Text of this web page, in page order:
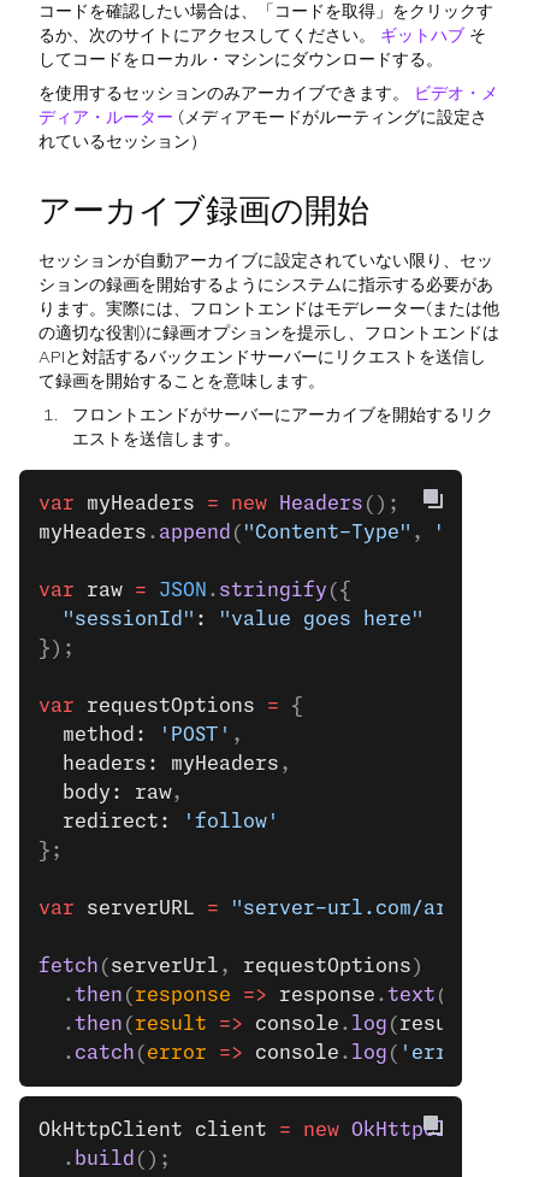
コードを確認したい場合は、「コードを取得」をクリックす
るか、次のサイトにアクセスしてください。 ギットハブ そ
してコードをローカル・マシンにダウンロードする。
を使用するセッションのみアーカイブできます。
ビデオ・メ
ディア・ルーター (メディアモードがルーティングに設定さ
れているセッション）
アーカイブ録画の開始
セッションが自動アーカイブに設定されていない限り、セッ
ションの録画を開始するようにシステムに指示する必要があ
ります。実際には、フロントエンドはモデレーター(または他
の適切な役割)に録画オプションを提示し、フロントエンドは
APIと対話するバックエンドサーバーにリクエストを送信し
て録画を開始することを意味します。
フロントエンドがサーバーにアーカイブを開始するリク
エストを送信します。
var myHeaders = new Headers ();
myHeaders . append ( "Content-Type" ,
var raw = JSON . stringify ({
  "sessionId"
:
"value goes here"
});
var requestOptions = {
  method:
'POST' ,
  headers: myHeaders
,
  body: raw
,
  redirect:
'follow'
};
var serverURL = "server-url.com/archive/
fetch ( serverUrl , requestOptions )
  .
then ( response => response .text ())
  .
then ( result => console . log ( result
  .
catch ( error => console . log ( 'error'
OkHttpClient client = new OkHttpClient
  .
build ();